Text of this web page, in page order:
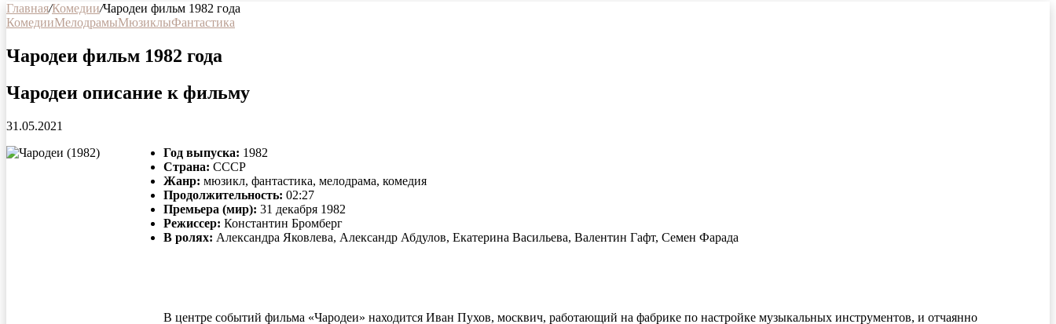
Главная/Комедии/Чародеи фильм 1982 года
КомедииМелодрамыМюзиклыФантастика
Чародеи фильм 1982 года
Чародеи описание к фильму
31.05.2021
Год выпуска: 1982
Страна: СССР
Жанр: мюзикл, фантастика, мелодрама, комедия
Продолжительность: 02:27
Премьера (мир): 31 декабря 1982
Режиссер: Константин Бромберг
В ролях: Александра Яковлева, Александр Абдулов, Екатерина Васильева, Валентин Гафт, Семен Фарада
В центре событий фильма «Чародеи» находится Иван Пухов, москвич, работающий на фабрике по настройке музыкальных инструментов, и отчаянно